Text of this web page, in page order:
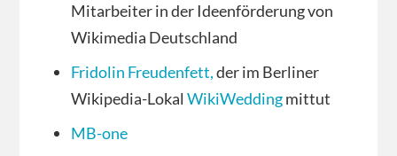
Mitarbeiter in der Ideenförderung von
Wikimedia Deutschland
Fridolin Freudenfett,der im Berliner
Wikipedia-Lokal WikiWeddingmittut
MB-one